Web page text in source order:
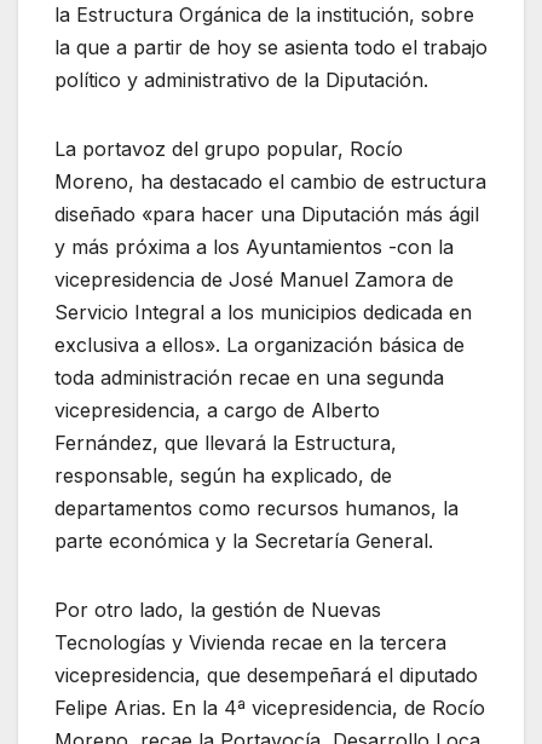
la Estructura Orgánica de la institución, sobre
la que a partir de hoy se asienta todo el trabajo
político y administrativo de la Diputación.
La portavoz del grupo popular, Rocío
Moreno, ha destacado el cambio de estructura
diseñado «para hacer una Diputación más ágil
y más próxima a los Ayuntamientos -con la
vicepresidencia de José Manuel Zamora de
Servicio Integral a los municipios dedicada en
exclusiva a ellos». La organización básica de
toda administración recae en una segunda
vicepresidencia, a cargo de Alberto
Fernández, que llevará la Estructura,
responsable, según ha explicado, de
departamentos como recursos humanos, la
parte económica y la Secretaría General.
Por otro lado, la gestión de Nuevas
Tecnologías y Vivienda recae en la tercera
vicepresidencia, que desempeñará el diputado
Felipe Arias. En la 4ª vicepresidencia, de Rocío